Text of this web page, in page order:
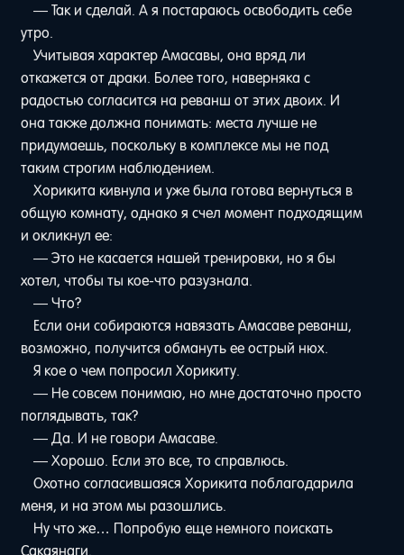
— Так и сделай. А я постараюсь освободить себе
утро.
Учитывая характер Амасавы, она вряд ли
откажется от драки. Более того, наверняка с
радостью согласится на реванш от этих двоих. И
она также должна понимать: места лучше не
придумаешь, поскольку в комплексе мы не под
таким строгим наблюдением.
Хорикита кивнула и уже была готова вернуться в
общую комнату, однако я счел момент подходящим
и окликнул ее:
— Это не касается нашей тренировки, но я бы
хотел, чтобы ты кое-что разузнала.
— Что?
Если они собираются навязать Амасаве реванш,
возможно, получится обмануть ее острый нюх.
Я кое о чем попросил Хорикиту.
— Не совсем понимаю, но мне достаточно просто
поглядывать, так?
— Да. И не говори Амасаве.
— Хорошо. Если это все, то справлюсь.
Охотно согласившаяся Хорикита поблагодарила
меня, и на этом мы разошлись.
Ну что же… Попробую еще немного поискать
Сакаянаги.